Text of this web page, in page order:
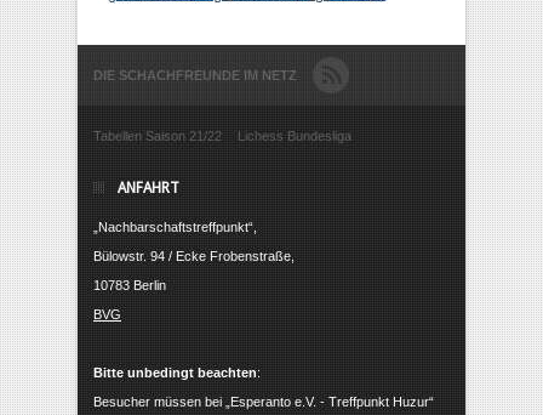
DIE SCHACHFREUNDE IM NETZ
Tabellen Saison 21/22 Lichess Bundesliga
ANFAHRT
„Nachbarschaftstreffpunkt“,
Bülowstr. 94 / Ecke Frobenstraße,
10783 Berlin
BVG
Bitte unbedingt beachten:
Besucher müssen bei „Esperanto e.V. - Treffpunkt Huzur“